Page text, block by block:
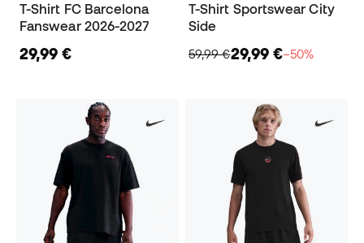
T-Shirt FC Barcelona
Fanswear 2026-2027
29,99 €
T-Shirt Sportswear City
Side
59,99 €29,99 €−50%